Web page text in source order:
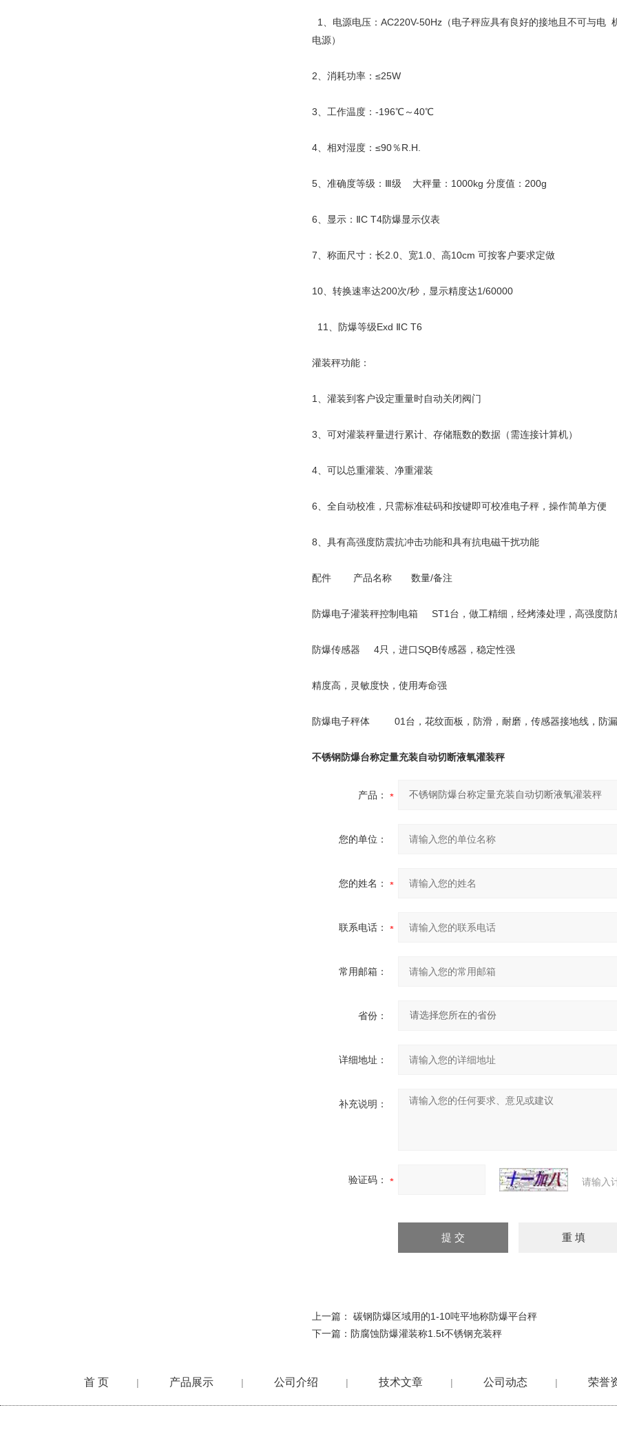
5、准确度
1、电源电压：AC220V-50Hz（电子秤应具有良好的接地且不可与电
电源）
2、消耗功率：≤25W
3、工作温度：-196℃～40℃
4、相对湿度：≤90％R.H.
5、准确度等级：Ⅲ级 大秤量：1000kg 分度值：200g
6、显示：ⅡC T4防爆显示仪表
7、称面尺寸：长2.0、宽1.0、高10cm 可按客户要求定做
10、转换速率达200次/秒，显示精度达1/60000
11、防爆等级Exd ⅡC T6
灌装秤功能：
1、灌装到客户设定重量时自动关闭阀门
3、可对灌装秤量进行累计、存储瓶数的数据（需连接计算机）
4、可以总重灌装、净重灌装
6、全自动校准，只需标准砝码和按键即可校准电子秤，操作简单方便
8、具有高强度防震抗冲击功能和具有抗电磁干扰功能
配件 产品名称 数量/备注
防爆电子灌装秤控制电箱 ST1台，做工精细，经烤漆处理，高强度防
防爆传感器 4只，进口SQB传感器，稳定性强
精度高，灵敏度快，使用寿命强
防爆电子秤体 01台，花纹面板，防滑，耐磨，传感器接地线，防漏
不锈钢防爆台称定量充装自动切断液氧灌装秤
产品：
您的单位：
您的姓名：
联系电话：
常用邮箱：
省份：
详细地址：
补充说明：
验证码： 请输入
上一篇： 碳钢防爆区域用的1-10吨平地称防爆平台秤
下一篇： 防腐蚀防爆灌装称1.5t不锈钢充装秤
首 页 | 产品展示 | 公司介绍 | 技术文章 | 公司动态 | 荣誉